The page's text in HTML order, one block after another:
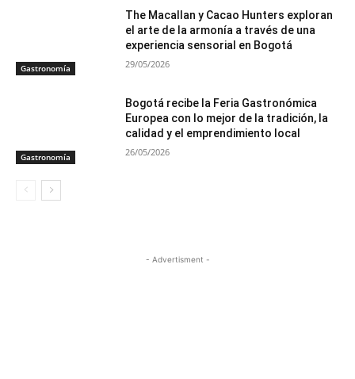
Gastronomía
The Macallan y Cacao Hunters exploran
el arte de la armonía a través de una
experiencia sensorial en Bogotá
29/05/2026
Gastronomía
Bogotá recibe la Feria Gastronómica
Europea con lo mejor de la tradición, la
calidad y el emprendimiento local
26/05/2026
- Advertisment -